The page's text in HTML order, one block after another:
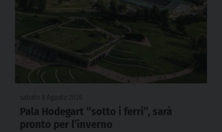
Pala Hodegart “sotto i ferri”, sarà
pronto per l’inverno